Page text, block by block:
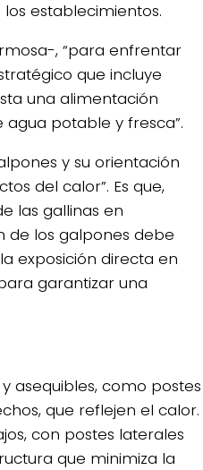
establecimientos.
, “para enfrentar
que incluye
una alimentación
potable y fresca”.
y su orientación
del calor”. Es que,
las gallinas en
de los galpones debe
exposición directa en
garantizar una
asequibles, como postes
que reflejen el calor.
con postes laterales
que minimiza la